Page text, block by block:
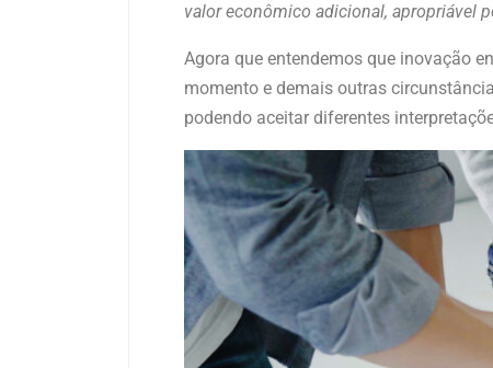
valor econômico adicional, apropriável
Agora que entendemos que inovação
momento e demais outras
podendo aceitar diferentes